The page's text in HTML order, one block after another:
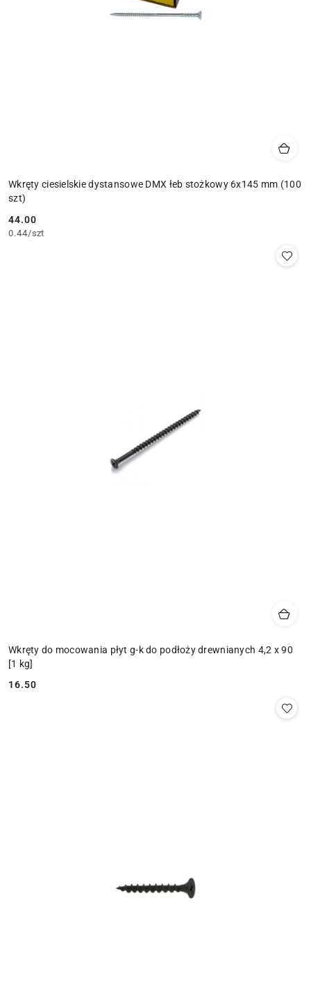
Wkręty ciesielskie dystansowe DMX łeb stożkowy 6x145 mm (100
szt)
Cena:
44.00
0.44/szt
Wkręty do mocowania płyt g-k do podłoży drewnianych 4,2 x 90
[1 kg]
Cena:
16.50